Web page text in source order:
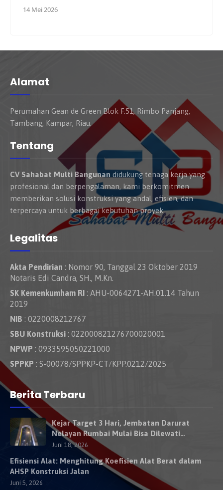
14 Mei 2026
Alamat
Perumahan Gean de Green Blok F.51, Rimbo Panjang,
Tambang, Kampar, Riau.
Tentang
CV Sahabat Multi Bangunan didukung tenaga kerja yang
profesional dan berpengalaman, kami berkomitmen
memberikan solusi konstruksi yang andal, efisien, dan
terpercaya untuk berbagai kebutuhan proyek.
Legalitas
Akta Pendirian : Nomor 90, Tanggal 23 Oktober 2019
Notaris Edi Candra, SH., M.Kn.
SK Kemenkumham RI : AHU-0064271-AH.01.14 Tahun
2019
NIB : 0220008212767
SBU Konstruksi : 022000821276700020001
NPWP : 0933595050221000
SPPKP : S-00078/SPPKP-CT/KPP.0212/2025
Berita Terbaru
Kejar Target 3 Hari, Jembatan Darurat
Nelayan Rumbai Mulai Bisa Dilewati
Kendaraan Besok
Juni 18, 2026
Efisiensi Alat: Menghitung Koefisien Alat Berat dalam
AHSP Konstruksi Jalan
Juni 5, 2026